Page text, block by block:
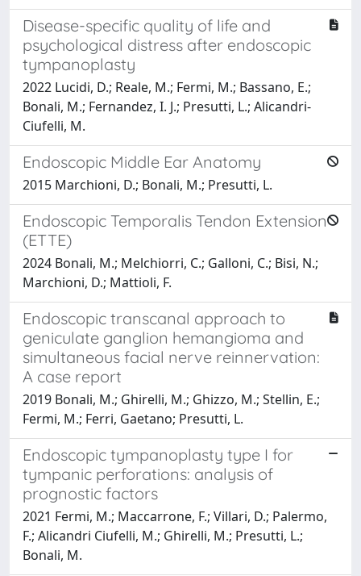
Disease-specific quality of life and
psychological distress after endoscopic
tympanoplasty
2022 Lucidi, D.; Reale, M.; Fermi, M.; Bassano, E.;
Bonali, M.; Fernandez, I. J.; Presutti, L.; Alicandri-
Ciufelli, M.
Endoscopic Middle Ear Anatomy
2015 Marchioni, D.; Bonali, M.; Presutti, L.
Endoscopic Temporalis Tendon Extension
(ETTE)
2024 Bonali, M.; Melchiorri, C.; Galloni, C.; Bisi, N.;
Marchioni, D.; Mattioli, F.
Endoscopic transcanal approach to
geniculate ganglion hemangioma and
simultaneous facial nerve reinnervation:
A case report
2019 Bonali, M.; Ghirelli, M.; Ghizzo, M.; Stellin, E.;
Fermi, M.; Ferri, Gaetano; Presutti, L.
Endoscopic tympanoplasty type I for
tympanic perforations: analysis of
prognostic factors
2021 Fermi, M.; Maccarrone, F.; Villari, D.; Palermo,
F.; Alicandri Ciufelli, M.; Ghirelli, M.; Presutti, L.;
Bonali, M.